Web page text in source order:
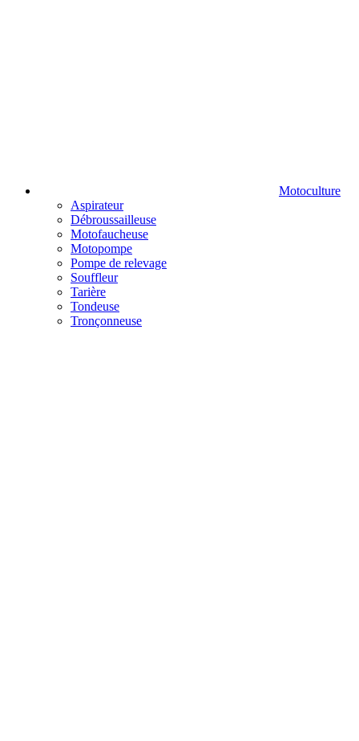
Motoculture
Aspirateur
Débroussailleuse
Motofaucheuse
Motopompe
Pompe de relevage
Souffleur
Tarière
Tondeuse
Tronçonneuse